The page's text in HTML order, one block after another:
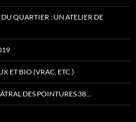
QUARTIER : UN ATELIER DE
ET BIO (VRAC, ETC.)
DES POINTURES 38…